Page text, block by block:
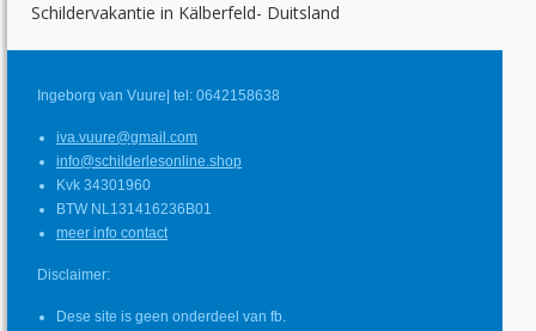
Schildervakantie in Kälberfeld- Duitsland
Ingeborg van Vuure| tel: 0642158638
iva.vuure@gmail.com
info@schilderlesonline.shop
Kvk 34301960
BTW NL131416236B01
meer info contact
Disclaimer:
Dese site is geen onderdeel van fb.